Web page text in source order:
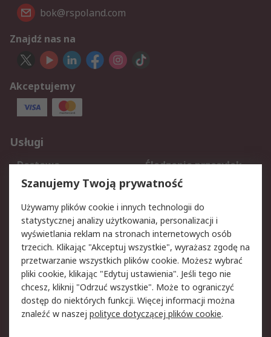
bok@rspoland.com
Znajdź nas na
Akceptujemy
Usługi
Dostawa
Śledzenie przesyłek
Reklamacje i zwroty
Rejestracja
Aspekty prawne
Bezpieczeństwo e-
maila
Polityka dotycząca
plików cookie
Polityka prywatności
Użytkowanie witryny
Zastrzeżenia prawne
Warunki Sprzedaży
Szanujemy Twoją prywatność
Używamy plików cookie i innych technologii do
statystycznej analizy użytkowania, personalizacji i
wyświetlania reklam na stronach internetowych osób
trzecich. Klikając "Akceptuj wszystkie", wyrażasz zgodę na
przetwarzanie wszystkich plików cookie. Możesz wybrać
pliki cookie, klikając "Edytuj ustawienia". Jeśli tego nie
chcesz, kliknij "Odrzuć wszystkie". Może to ograniczyć
dostęp do niektórych funkcji. Więcej informacji można
znaleźć w naszej polityce dotyczącej plików cookie.